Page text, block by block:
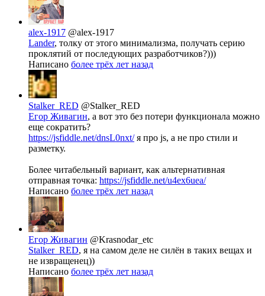
alex-1917 @alex-1917
Lander, толку от этого минимализма, получать серию
проклятий от последующих разработчиков?)))
Написано более трёх лет назад
Stalker_RED @Stalker_RED
Егор Живагин, а вот это без потери функционала можно
еще сократить?
https://jsfiddle.net/dnsL0nxt/я про js, а не про стили и
разметку.
Более читабельный вариант, как альтернативная
отправная точка: https://jsfiddle.net/u4ex6uea/
Написано более трёх лет назад
Егор Живагин @Krasnodar_etc
Stalker_RED, я на самом деле не силён в таких вещах и
не извращенец))
Написано более трёх лет назад